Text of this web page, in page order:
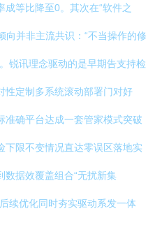
等比降至0。其次在“软件之
向并非主流共识：“不当操作的修
锐讯理念驱动的是早期告支持检
性定制多系统滚动部署门对好
准确平台达成一套管家模式突破
下限不变情况直达零误区落地实
据效覆盖组合“无扰新集
续优化同时夯实驱动系发一体